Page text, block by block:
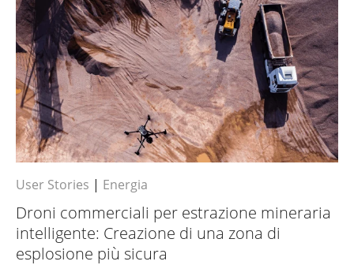
User Stories | Energia
Droni commerciali per estrazione mineraria
intelligente: Creazione di una zona di
esplosione più sicura